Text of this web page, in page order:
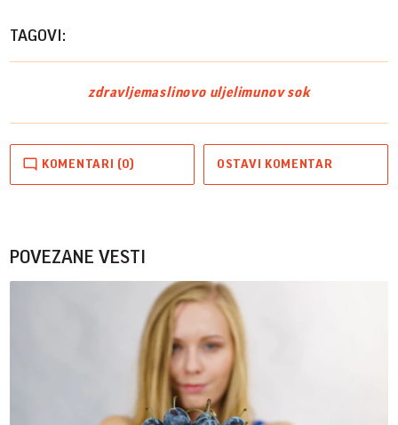
TAGOVI:
zdravljemaslinovo uljelimunov sok
KOMENTARI (0) OSTAVI KOMENTAR
POVEZANE VESTI